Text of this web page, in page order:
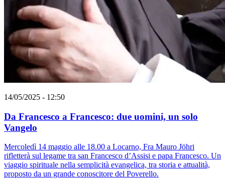
14/05/2025 - 12:50
Da Francesco a Francesco: due uomini, un solo
Vangelo
Mercoledì 14 maggio alle 18.00 a Locarno, Fra Mauro Jöhri
rifletterà sul legame tra san Francesco d’Assisi e papa Francesco. Un
viaggio spirituale nella semplicità evangelica, tra storia e attualità,
proposto da un grande conoscitore del Poverello.